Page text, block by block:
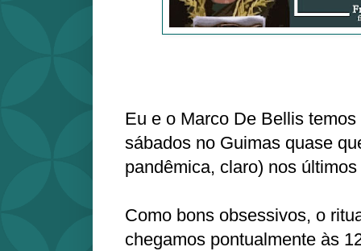
Eu e o Marco De Bellis
sábados no Guimas quase
pandêmica, claro) nos
Como bons obsessivos, o
chegamos pontualmente às